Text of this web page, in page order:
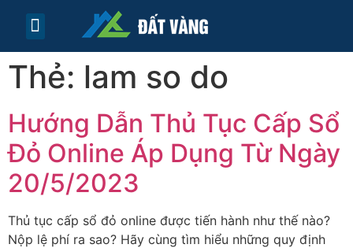
Thẻ: lam so do
Hướng Dẫn Thủ Tục Cấp Sổ
Đỏ Online Áp Dụng Từ Ngày
20/5/2023
Thủ tục cấp sổ đỏ online được tiến hành như thế nào?
Nộp lệ phí ra sao? Hãy cùng tìm hiểu những quy định